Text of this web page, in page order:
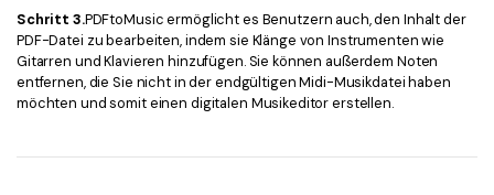
Schritt 3.PDFtoMusic ermöglicht es Benutzern auch, den Inhalt der
PDF-Datei zu bearbeiten, indem sie Klänge von Instrumenten wie
Gitarren und Klavieren hinzufügen. Sie können außerdem Noten
entfernen, die Sie nicht in der endgültigen Midi-Musikdatei haben
möchten und somit einen digitalen Musikeditor erstellen.